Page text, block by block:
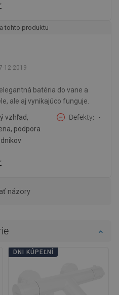
tohto produktu
12-2019
batéria do vane a
ale aj vynikajúco funguje.
vzhľad,
podpora
Defekty -
názory
DNI KÚPEĽNÍ